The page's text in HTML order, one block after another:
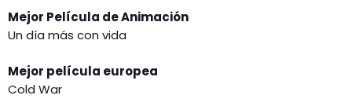
Mejor Película de Animación
Un día más con vida
Mejor película europea
Cold War